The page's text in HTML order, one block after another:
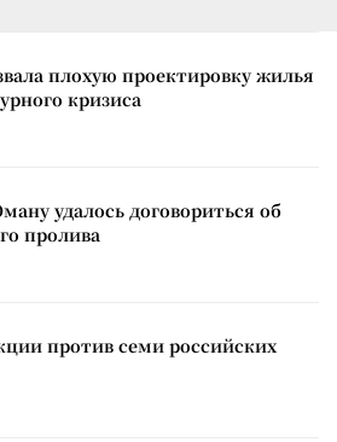
плохую проектировку жилья
кризиса
удалось договориться об
пролива
против семи российских